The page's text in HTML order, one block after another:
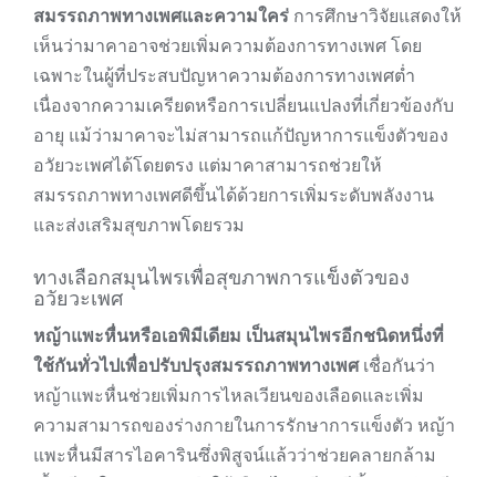
สมรรถภาพทางเพศและความใคร่ การศึกษาวิจัยแสดงให้
เห็นว่ามาคาอาจช่วยเพิ่มความต้องการทางเพศ โดย
เฉพาะในผู้ที่ประสบปัญหาความต้องการทางเพศต่ำ
เนื่องจากความเครียดหรือการเปลี่ยนแปลงที่เกี่ยวข้องกับ
อายุ แม้ว่ามาคาจะไม่สามารถแก้ปัญหาการแข็งตัวของ
อวัยวะเพศได้โดยตรง แต่มาคาสามารถช่วยให้
สมรรถภาพทางเพศดีขึ้นได้ด้วยการเพิ่มระดับพลังงาน
และส่งเสริมสุขภาพโดยรวม
ทางเลือกสมุนไพรเพื่อสุขภาพการแข็งตัวของ
อวัยวะเพศ
หญ้าแพะหื่นหรือเอพิมีเดียม เป็นสมุนไพรอีกชนิดหนึ่งที่
ใช้กันทั่วไปเพื่อปรับปรุงสมรรถภาพทางเพศเชื่อกันว่า
หญ้าแพะหื่นช่วยเพิ่มการไหลเวียนของเลือดและเพิ่ม
ความสามารถของร่างกายในการรักษาการแข็งตัว หญ้า
แพะหื่นมีสารไอคารินซึ่งพิสูจน์แล้วว่าช่วยคลายกล้าม